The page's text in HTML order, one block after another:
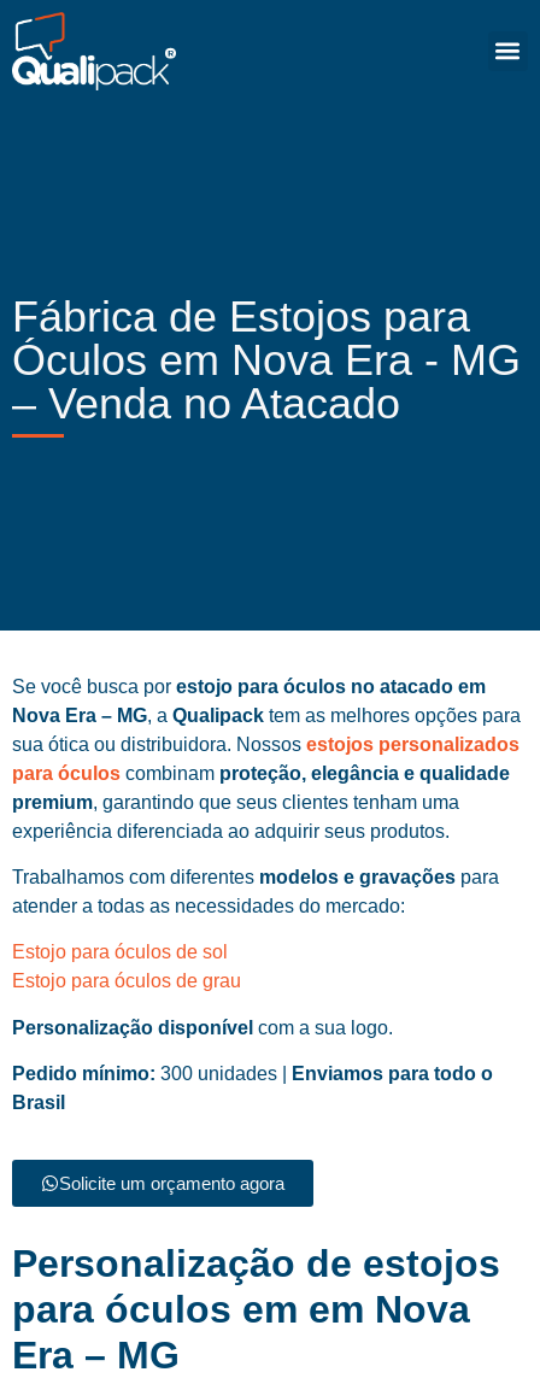
Fábrica de Estojos para
Óculos em Nova Era - MG
– Venda no Atacado
Se você busca por estojo para óculos no atacado em
Nova Era – MG, a Qualipack tem as melhores opções para
sua ótica ou distribuidora. Nossos estojos personalizados
para óculos combinam proteção, elegância e qualidade
premium, garantindo que seus clientes tenham uma
experiência diferenciada ao adquirir seus produtos.
Trabalhamos com diferentes modelos e gravações para
atender a todas as necessidades do mercado:
Estojo para óculos de sol
Estojo para óculos de grau
Personalização disponível com a sua logo.
Pedido mínimo: 300 unidades |
Enviamos para todo o
Brasil
Solicite um orçamento agora
Personalização de estojos
para óculos em em Nova
Era – MG